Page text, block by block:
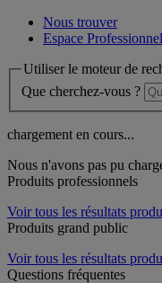
Nous trouver
Espace
Utiliser le moteur de
Que cherchez-vous ?
chargement en cours...
Nous n'avons pas pu
Produits professionnels
Voir tous les résultats
Produits grand public
Voir tous les résultats
Questions fréquentes